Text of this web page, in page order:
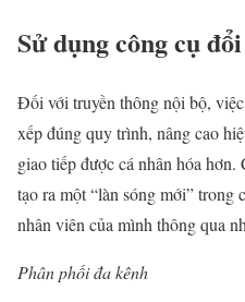
Sử dụng công cụ
Đối với truyền thông nội bộ,
xếp đúng quy trình, nâng cao
giao tiếp được cá nhân hóa
tạo ra một “làn sóng mới” trong
nhân viên của mình thông qua
Phân phối đa kênh